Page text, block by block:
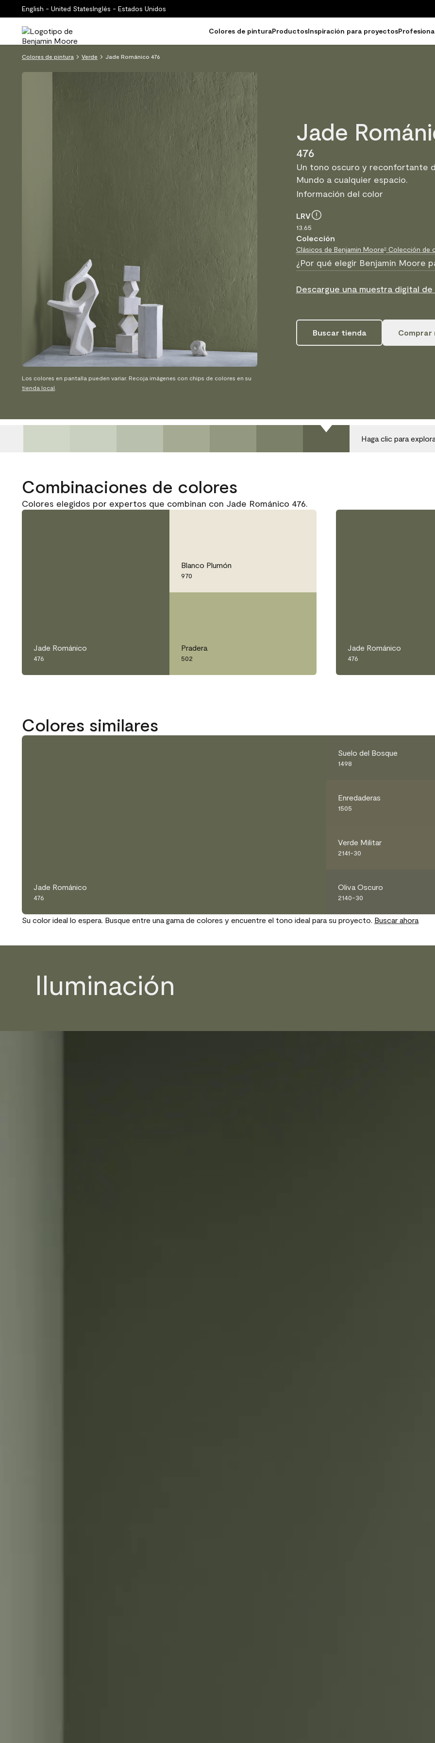
English - United StatesInglés - Estados Unidos
Colores de pinturaProductosInspiración para proyectos
Colores de pintura Verde Jade Románico 476
Jade
476
Un tono oscuro y reconfortante
Mundo a cualquier espacio.
Información del color
LRV
13.65
Colección
Clásicos de Benjamin Moore®Colección de
¿Por qué elegir Benjamin Moore
Descargue una muestra digital de
Buscar tienda Comprar
Los colores en pantalla pueden variar. Recoja imágenes con chips de colores en su
tienda local
Haga clic para
Combinaciones de colores
Colores elegidos por expertos que combinan con Jade Románico 476.
Jade Románico
476
Blanco Plumón
970
Pradera
502
Jade Románico
476
Colores similares
Jade Románico
476
Suelo del Bosque
1498
Enredaderas
1505
Verde Militar
2141-30
Oliva Oscuro
2140-30
Su color ideal lo espera. Busque entre una gama de colores y encuentre el tono ideal para su proyecto. Buscar ahora
Iluminación